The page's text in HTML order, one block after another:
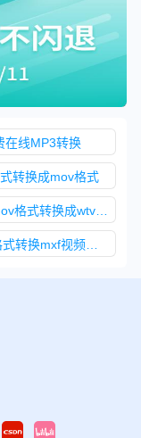
在线MP3转换
转换成mov格式
怎么把mov格式转换成wtv格式
flv视频格式转换mxf视频格式